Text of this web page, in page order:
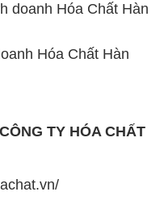
doanh Hóa Chất Hàn
Hóa Chất Hàn
TY HÓA CHẤT